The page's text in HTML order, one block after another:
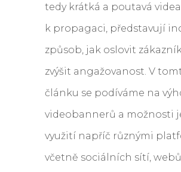
tedy krátká a poutavá
k propagaci, představují
způsob, jak oslovit
zvýšit angažovanost. V
článku se podíváme na
videobannerů a možnosti
využití napříč různými
včetně sociálních sítí,